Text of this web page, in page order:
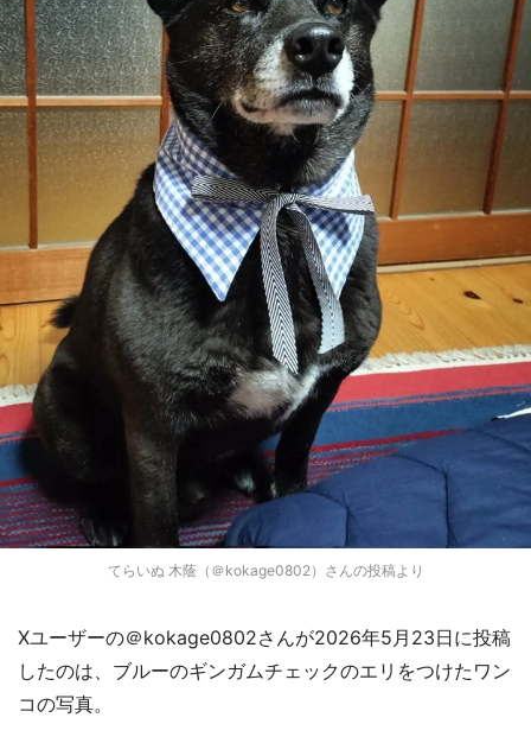
てらいぬ 木蔭（＠kokage0802）さんの投稿より
Xユーザーの＠kokage0802さんが2026年5月23日に投稿
したのは、ブルーのギンガムチェックのエリをつけたワン
コの写真。